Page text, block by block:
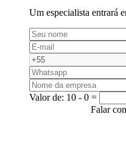
Um especialista entrará
Valor de: 10 - 0 =
Falar